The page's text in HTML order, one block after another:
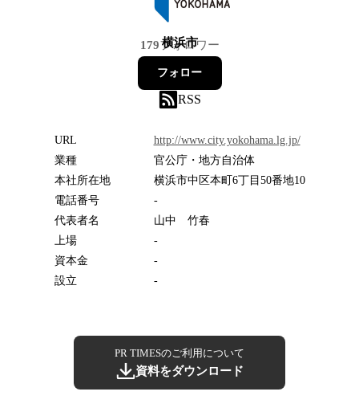
横浜市
179フォロワー
フォロー
RSS
URL
http://www.city.yokohama.lg.jp/
業種
官公庁・地方自治体
本社所在地
横浜市中区本町6丁目50番地10
電話番号
-
代表者名
山中 竹春
上場
-
資本金
-
設立
-
PR TIMESのご利用について
資料をダウンロード